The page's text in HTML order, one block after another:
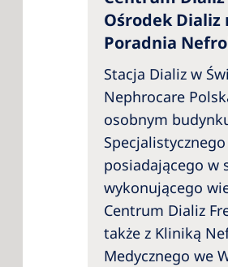
Ośrodek Dializ
Poradnia
Stacja Dializ w
Nephrocare
osobnym
posiadającego w
wykonującego
Centrum Dializ
także z Kliniką
Medycznego we